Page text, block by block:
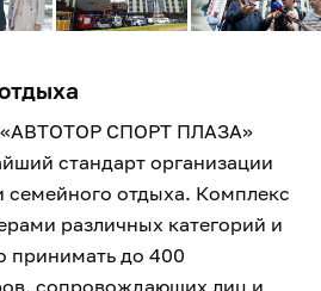
«АВТОТОР СПОРТ ПЛАЗА»
стандарт организации
семейного отдыха. Комплекс
различных категорий и
принимать до 400